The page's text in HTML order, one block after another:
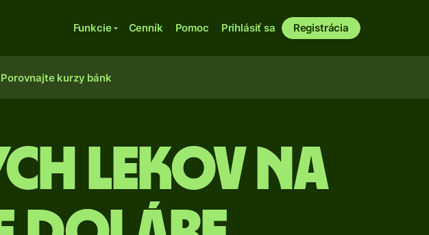
Funkcie Cenník Pomoc Prihlásiť sa Registrácia
Porovnajte kurzy bánk
lekov na